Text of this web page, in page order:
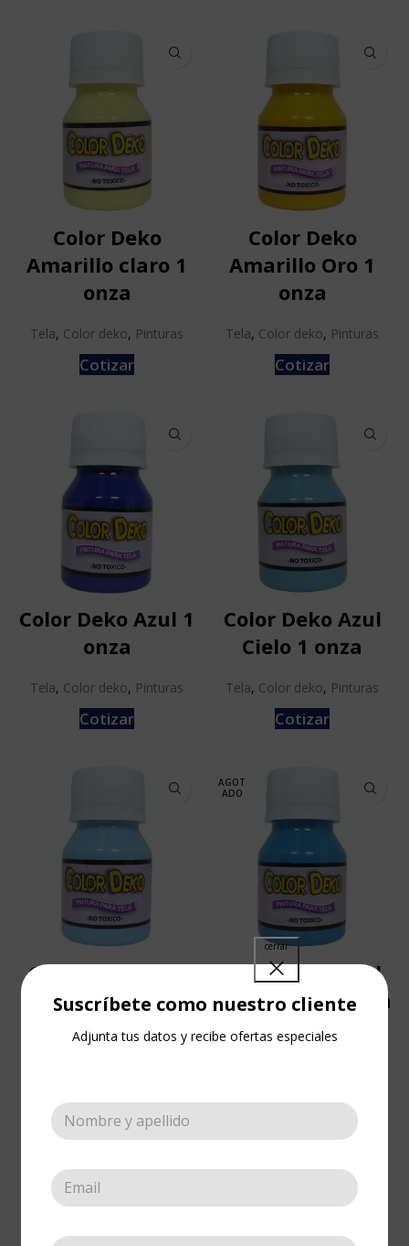
Suscríbete como nuestro cliente
Adjunta tus datos y recibe ofertas especiales
Color Deko
Amarillo claro 1
onza
Tela, Color deko, Pinturas
Cotizar
Color Deko
Amarillo Oro 1
onza
Tela, Color deko, Pinturas
Cotizar
Color Deko Azul 1
onza
Tela, Color deko, Pinturas
Cotizar
Color Deko Azul
Cielo 1 onza
Tela, Color deko, Pinturas
Cotizar
Color Deko Azul
Claro 1 onza
Color deko,Pinturas
AGOT
ADO
Color Deko Azul
Francés – Pintura
para Tela